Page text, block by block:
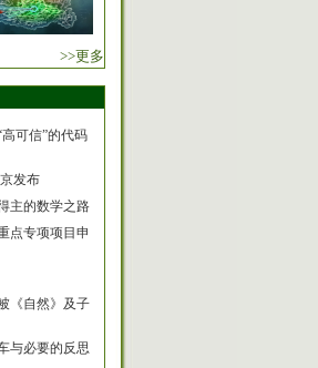
>>更多
可信”的代码
发布
主的数学之路
点专项项目申
《自然》及子
与必要的反思